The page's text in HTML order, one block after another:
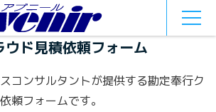
ウド見積依頼フォーム
コンサルタントが提供する勘定奉行ク
頼フォームです。
MEN